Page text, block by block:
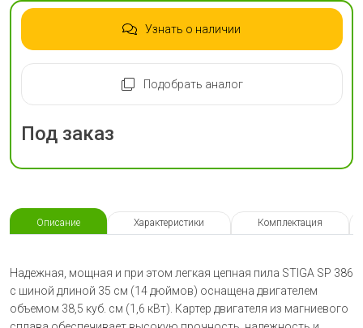
Узнать о наличии
Подобрать аналог
Под заказ
Описание Характеристики Комплектация
Надежная, мощная и при этом легкая цепная пила STIGA SP 386
с шиной длиной 35 см (14 дюймов) оснащена двигателем
объемом 38,5 куб. см (1,6 кВт). Картер двигателя из магниевого